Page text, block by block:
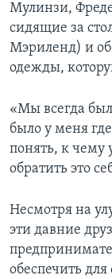
Мулинзи,
сидящие за
Мэриленд) и
одежды,
«Мы всегда
было у меня
понять, к чему
обратить это
Несмотря на
эти давние
обеспечить